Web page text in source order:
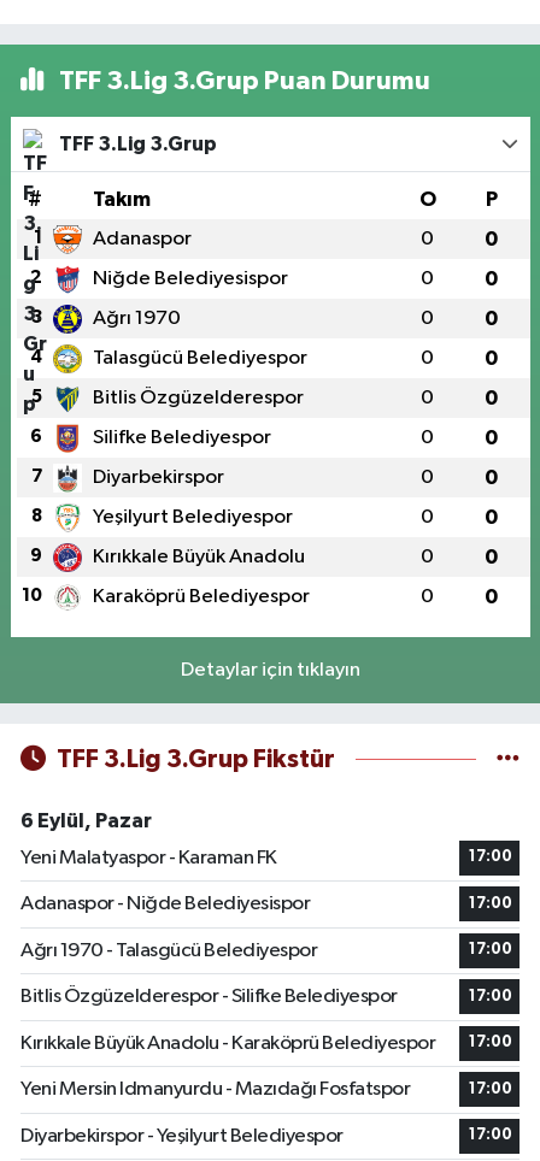
TFF 3.Lig 3.Grup Puan Durumu
TFF 3.Lig 3.Grup
# Takım O P
1 Adanaspor 0 0
2 Niğde Belediyesispor 0 0
3 Ağrı 1970 0 0
4 Talasgücü Belediyespor 0 0
5 Bitlis Özgüzelderespor 0 0
6 Silifke Belediyespor 0 0
7 Diyarbekirspor 0 0
8 Yeşilyurt Belediyespor 0 0
9 Kırıkkale Büyük Anadolu 0 0
10 Karaköprü Belediyespor 0 0
Detaylar için tıklayın
TFF 3.Lig 3.Grup Fikstür
6 Eylül, Pazar
Yeni Malatyaspor - Karaman FK
17:00
Adanaspor - Niğde Belediyesispor 17:00
Ağrı 1970 - Talasgücü Belediyespor 17:00
Bitlis Özgüzelderespor - Silifke Belediyespor 17:00
Kırıkkale Büyük Anadolu - Karaköprü Belediyespor 17:00
Yeni Mersin Idmanyurdu - Mazıdağı Fosfatspor 17:00
Diyarbekirspor - Yeşilyurt Belediyespor 17:00